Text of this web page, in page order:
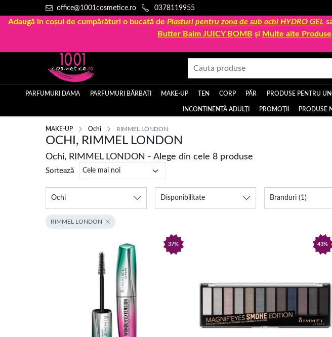
office@1001cosmetice.ro 0378119955
Adaugă în coșul de cumpărături o bucată de Plasturi pentru zona de sub ochi HYDRO GEL
Butter Balm JUICY BOMB și Multe alte Produse
PARFUMURI DAMA PARFUMURI BĂRBAȚI MAKE-UP TEN CORP PĂR PRODUSE PENTRU
INCONTINENȚĂ ADULȚI PROMOȚII PRODUSE
MAKE-UP Ochi RIMMEL LONDON
OCHI, RIMMEL LONDON
Ochi, RIMMEL LONDON - Alege din cele 8 produse
Sortează
Ochi Disponibilitate Branduri (1)
RIMMEL LONDON
37% 43%